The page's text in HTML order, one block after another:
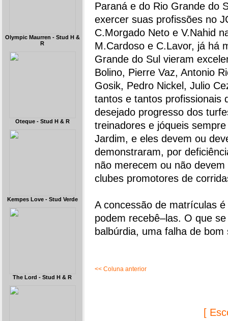
Olympic Maurren - Stud H &
R
Oteque - Stud H & R
Kempes Love - Stud Verde
The Lord - Stud H & R
Paraná e do Rio Grande do
exercer suas profissões no
C.Morgado Neto e V.Nahid
M.Cardoso e C.Lavor, já há
Grande do Sul vieram
Bolino, Pierre Vaz, Antonio
Gosik, Pedro Nickel, Julio
tantos e tantos profissionais
desejado progresso dos
treinadores e jóqueis
Jardim, e eles devem ou
demonstraram, por
não merecem ou não
clubes promotores de
A concessão de matrículas
podem recebê–las. O que
balbúrdia, uma falha de
<< Coluna anterior
[